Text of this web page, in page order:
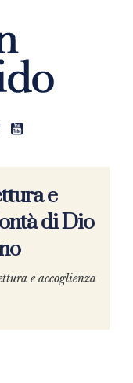
e
di Dio
e accoglienza